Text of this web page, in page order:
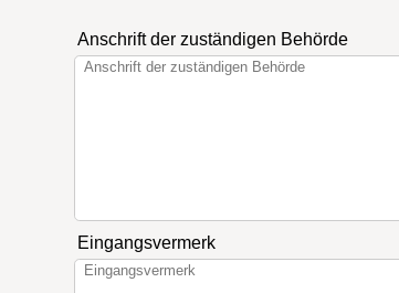
Anschrift der zuständigen Behörde
Eingangsvermerk